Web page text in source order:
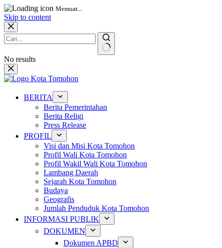
Memuat...
Skip to content
No results
BERITA
Berita Pemerintahan
Berita Religi
Press Release
PROFIL
Visi dan Misi Kota Tomohon
Profil Wali Kota Tomohon
Profil Wakil Wali Kota Tomohon
Lambang Daerah
Sejarah Kota Tomohon
Budaya
Geografis
Jumlah Penduduk Kota Tomohon
INFORMASI PUBLIK
DOKUMEN
Dokumen APBD